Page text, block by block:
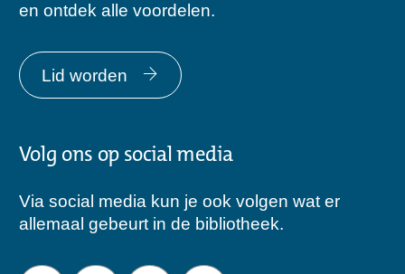
en ontdek alle voordelen.
Lid worden
Volg ons op social media
Via social media kun je ook volgen wat er
allemaal gebeurt in de bibliotheek.